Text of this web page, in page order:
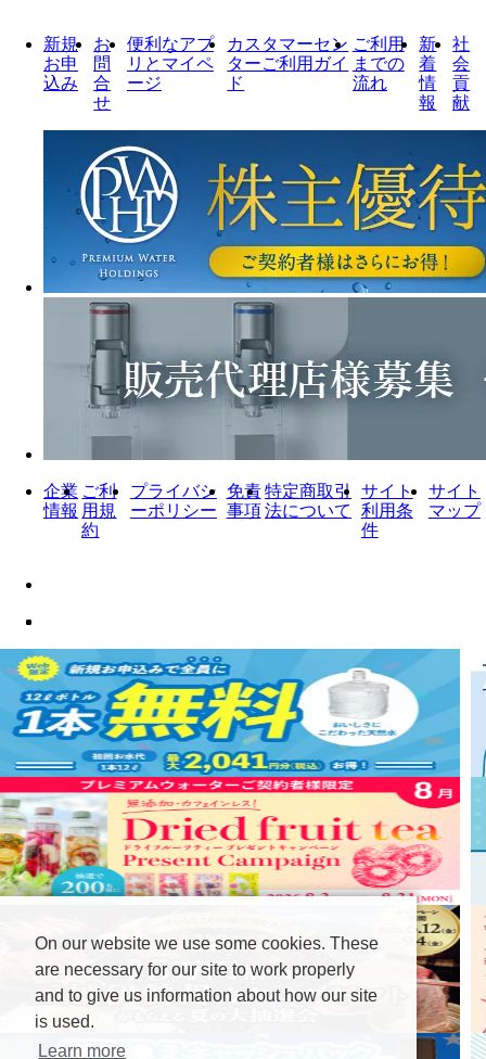
新規
お申
込み
お
問
合
せ
便利なアプ
リとマイペ
ージ
カスタマーセン
ターご利用ガイ
ド
ご利用
までの
流れ
新
着
情
報
社
会
貢
献
企業
情報
ご利
用規
約
プライバシ
ーポリシー
免責
事項
特定商取引
法について
サイト
利用条
件
サイト
マップ
On our website we use some cookies. These
are necessary for our site to work properly
and to give us information about how our site
is used.
Learn more